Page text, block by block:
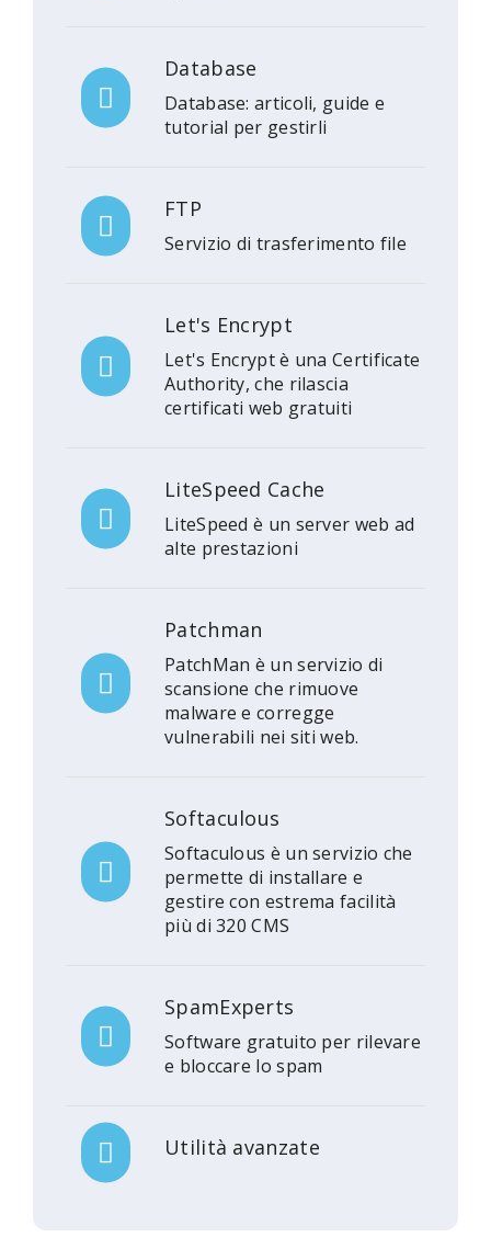
Database
Database: articoli, guide e
tutorial per gestirli
FTP
Servizio di trasferimento file
Let's Encrypt
Let's Encrypt è una Certificate
Authority, che rilascia
certificati web gratuiti
LiteSpeed Cache
LiteSpeed è un server web ad
alte prestazioni
Patchman
PatchMan è un servizio di
scansione che rimuove
malware e corregge
vulnerabili nei siti web.
Softaculous
Softaculous è un servizio che
permette di installare e
gestire con estrema facilità
più di 320 CMS
SpamExperts
Software gratuito per rilevare
e bloccare lo spam
Utilità avanzate